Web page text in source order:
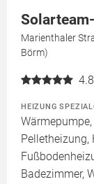
Marienthaler
Börm)
4.8
HEIZUNG
Pelletheizung,
Badezimmer,